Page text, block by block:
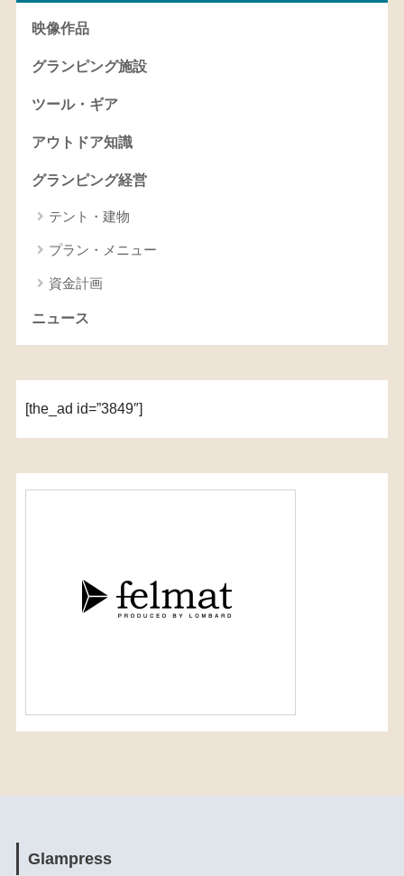
映像作品
グランピング施設
ツール・ギア
アウトドア知識
グランピング経営
テント・建物
プラン・メニュー
資金計画
ニュース
[the_ad id=”3849″]
Glampress